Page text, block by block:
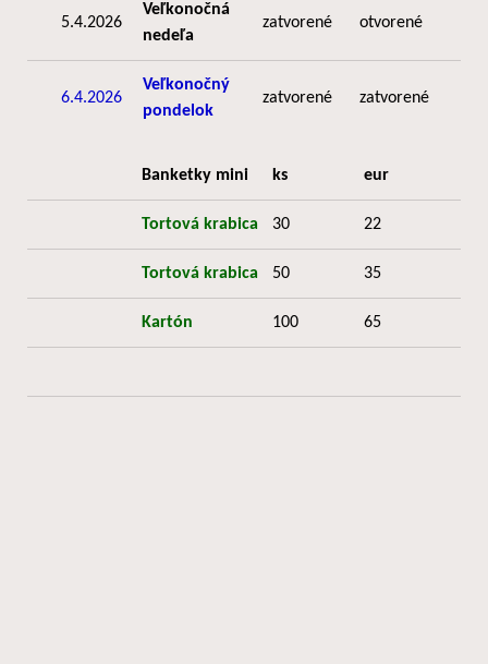
5.4.2026
Veľkonočná
nedeľa
zatvorené otvorené
6.4.2026
Veľkonočný
pondelok
zatvorené zatvorené
Banketky mini ks eur
Tortová krabica 30 22
Tortová krabica 50 35
Kartón 100 65